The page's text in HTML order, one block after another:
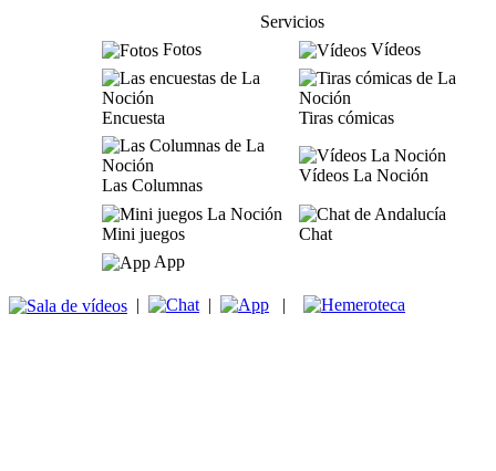
Servicios
Fotos
Vídeos
Encuesta Tiras cómicas
Las Columnas
Vídeos La Noción
Mini juegos
Chat
App
| | |